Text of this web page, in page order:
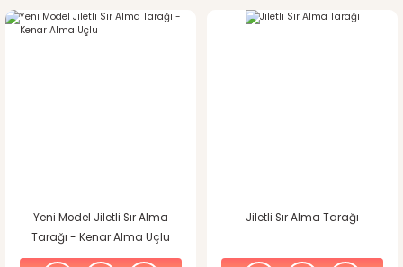
%23
Yeni Model Jiletli Sır Alma
Tarağı - Kenar Alma Uçlu
Jiletli Sır Alma Tarağı